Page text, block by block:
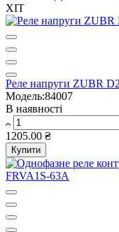
ХІТ
Реле напруги ZUBR
Модель:84007
В наявності
1205.00 ₴
Купити